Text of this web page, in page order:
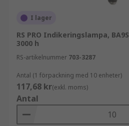
I lager
RS PRO Indikeringslampa,
3000 h
RS-artikelnummer 703-3287
Antal (1 förpackning med 10 enheter)
117,68 kr(exkl. moms)
Antal